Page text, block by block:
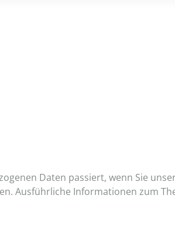
Daten passiert, wenn Sie
Ausführliche Informationen zum